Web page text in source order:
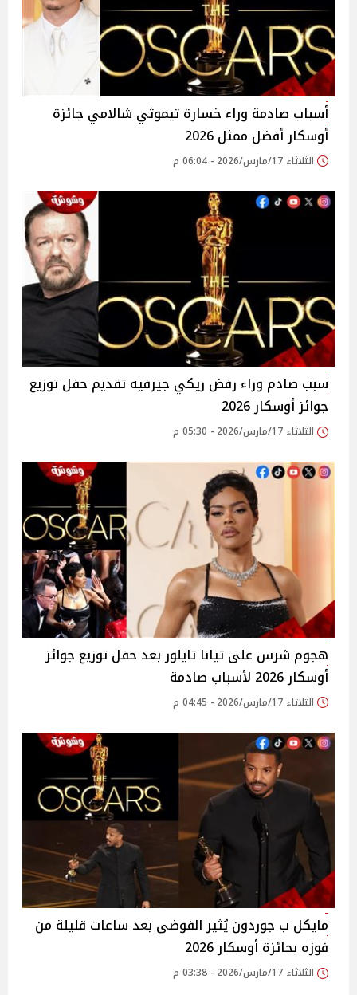
أسباب صادمة وراء خسارة تيموثي شالامي جائزة
أوسكار أفضل ممثل 2026
الثلاثاء 17/مارس/2026 - 06:04 م
سبب صادم وراء رفض ريكي جيرفيه تقديم حفل توزيع
جوائز أوسكار 2026
الثلاثاء 17/مارس/2026 - 05:30 م
هجوم شرس على تيانا تايلور بعد حفل توزيع جوائز
أوسكار 2026 لأسباب صادمة
الثلاثاء 17/مارس/2026 - 04:45 م
مايكل ب جوردون يُثير الفوضى بعد ساعات قليلة من
فوزه بجائزة أوسكار 2026
الثلاثاء 17/مارس/2026 - 03:38 م